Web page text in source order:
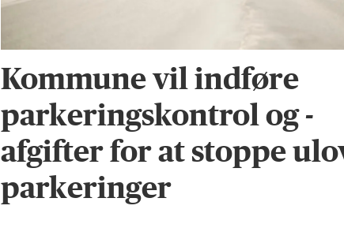
Kommune vil indføre
parkeringskontrol og -
afgifter for at stoppe
parkeringer